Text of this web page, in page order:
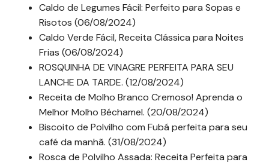
Caldo de Legumes Fácil: Perfeito para Sopas e
Risotos (06/08/2024)
Caldo Verde Fácil, Receita Clássica para Noites
Frias (06/08/2024)
ROSQUINHA DE VINAGRE PERFEITA PARA SEU
LANCHE DA TARDE. (12/08/2024)
Receita de Molho Branco Cremoso! Aprenda o
Melhor Molho Béchamel. (20/08/2024)
Biscoito de Polvilho com Fubá perfeita para seu
café da manhã. (31/08/2024)
Rosca de Polvilho Assada: Receita Perfeita para